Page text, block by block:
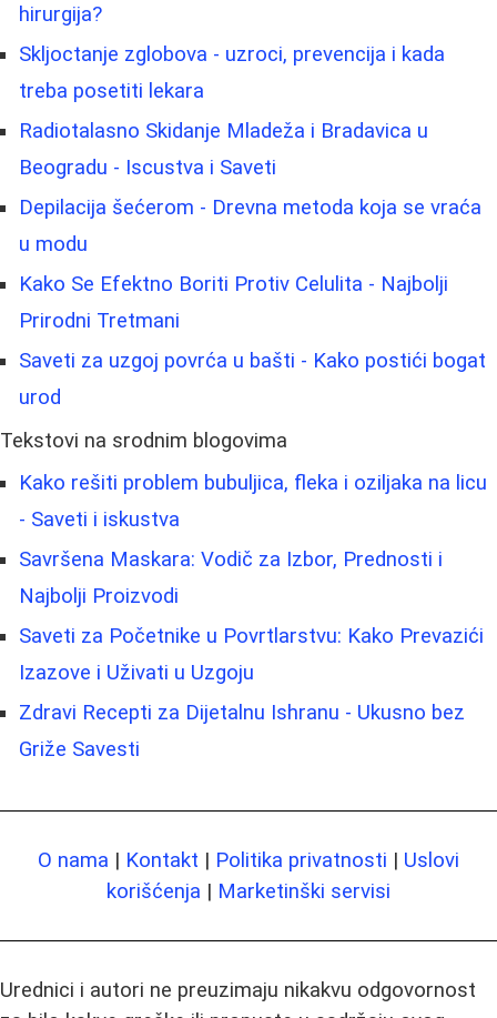
hirurgija?
Skljoctanje zglobova - uzroci, prevencija i kada
treba posetiti lekara
Radiotalasno Skidanje Mladeža i Bradavica u
Beogradu - Iscustva i Saveti
Depilacija šećerom - Drevna metoda koja se vraća
u modu
Kako Se Efektno Boriti Protiv Celulita - Najbolji
Prirodni Tretmani
Saveti za uzgoj povrća u bašti - Kako postići bogat
urod
Tekstovi na srodnim blogovima
Kako rešiti problem bubuljica, fleka i oziljaka na licu
- Saveti i iskustva
Savršena Maskara: Vodič za Izbor, Prednosti i
Najbolji Proizvodi
Saveti za Početnike u Povrtlarstvu: Kako Prevazići
Izazove i Uživati u Uzgoju
Zdravi Recepti za Dijetalnu Ishranu - Ukusno bez
Griže Savesti
O nama | Kontakt | Politika privatnosti | Uslovi
korišćenja | Marketinški servisi
Urednici i autori ne preuzimaju nikakvu odgovornost